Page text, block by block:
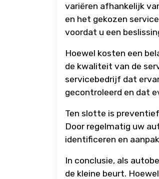
variëren afhankelijk
en het gekozen
voordat u een
Hoewel kosten een
de kwaliteit van de
servicebedrijf dat
gecontroleerd en dat
Ten slotte is
Door regelmatig uw
identificeren en
In conclusie, als
de kleine beurt.